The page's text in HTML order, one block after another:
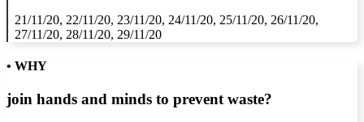
21/11/20, 22/11/20, 23/11/20, 24/11/20, 25/11/20, 26/11/20,
27/11/20, 28/11/20, 29/11/20
• WHY
join hands and minds to prevent waste?